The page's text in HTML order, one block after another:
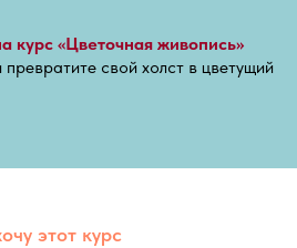
курс «Цветочная живопись»
превратите свой холст в цветущий
этот курс